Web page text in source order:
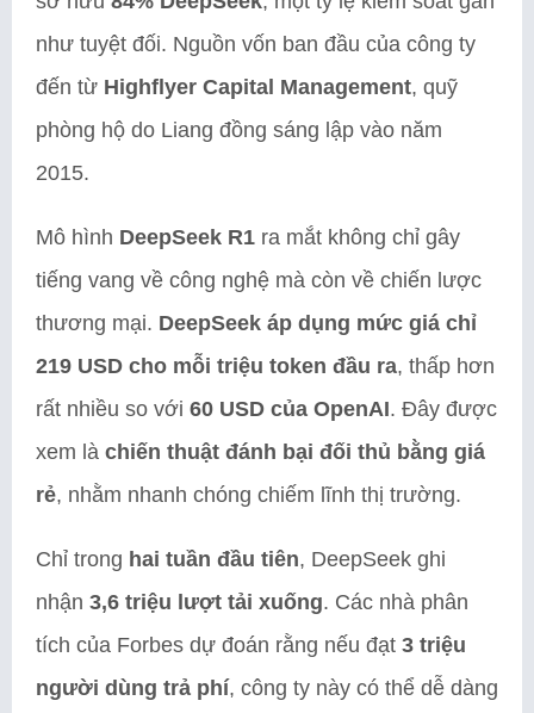
như tuyệt đối. Nguồn vốn ban đầu của công ty
đến từ Highflyer Capital Management, quỹ
phòng hộ do Liang đồng sáng lập vào năm
2015.
Mô hình DeepSeek R1 ra mắt không chỉ gây
tiếng vang về công nghệ mà còn về chiến lược
thương mại. DeepSeek áp dụng mức giá chỉ
219 USD cho mỗi triệu token đầu ra, thấp hơn
rất nhiều so với 60 USD của OpenAI. Đây được
xem là chiến thuật đánh bại đối thủ bằng giá
rẻ, nhằm nhanh chóng chiếm lĩnh thị trường.
Chỉ trong hai tuần đầu tiên, DeepSeek ghi
nhận 3,6 triệu lượt tải xuống. Các nhà phân
tích của Forbes dự đoán rằng nếu đạt 3 triệu
người dùng trả phí, công ty này có thể dễ dàng